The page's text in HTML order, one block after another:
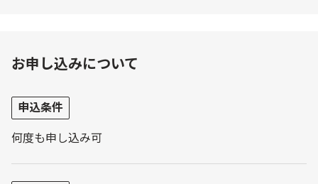
お申し込みについて
申込条件
何度も申し込み可